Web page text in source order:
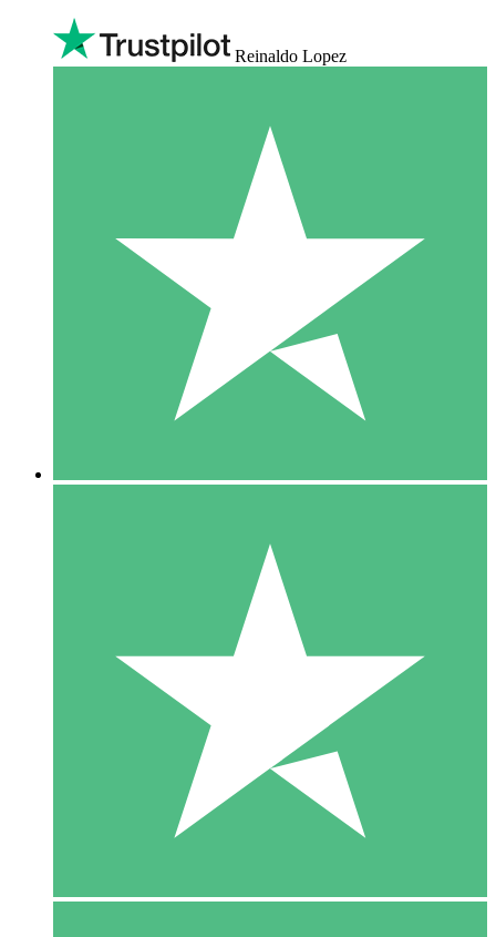
Reinaldo Lopez